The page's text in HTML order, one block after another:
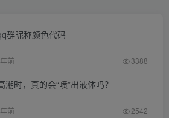
群昵称颜色代码
前 3388
潮时，真的会“喷”出液体吗？
前 2542